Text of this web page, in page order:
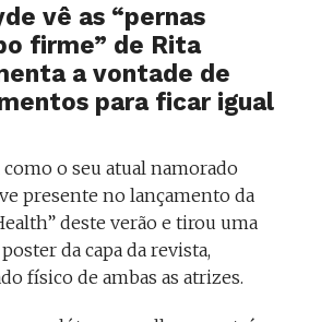
vê as “pernas
firme” de Rita
a vontade de
para ficar igual
como o seu atual namorado
presente no lançamento da
deste verão e tirou uma
da capa da revista,
físico de ambas as atrizes.